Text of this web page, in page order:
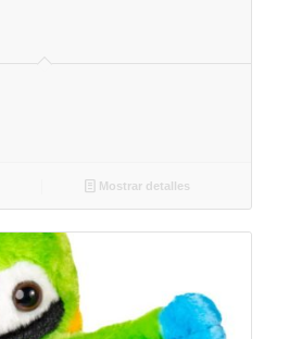
Mostrar detalles